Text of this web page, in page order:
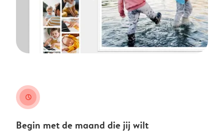
clock
Begin met de maand die jij wilt